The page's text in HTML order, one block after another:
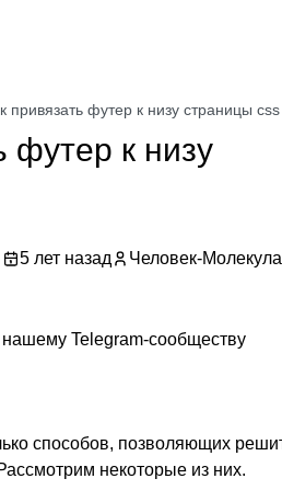
привязать футер к низу страницы css
футер к низу
5 лет назад Человек-Молекула
нашему Telegram-сообществу
способов, позволяющих
некоторые из них.